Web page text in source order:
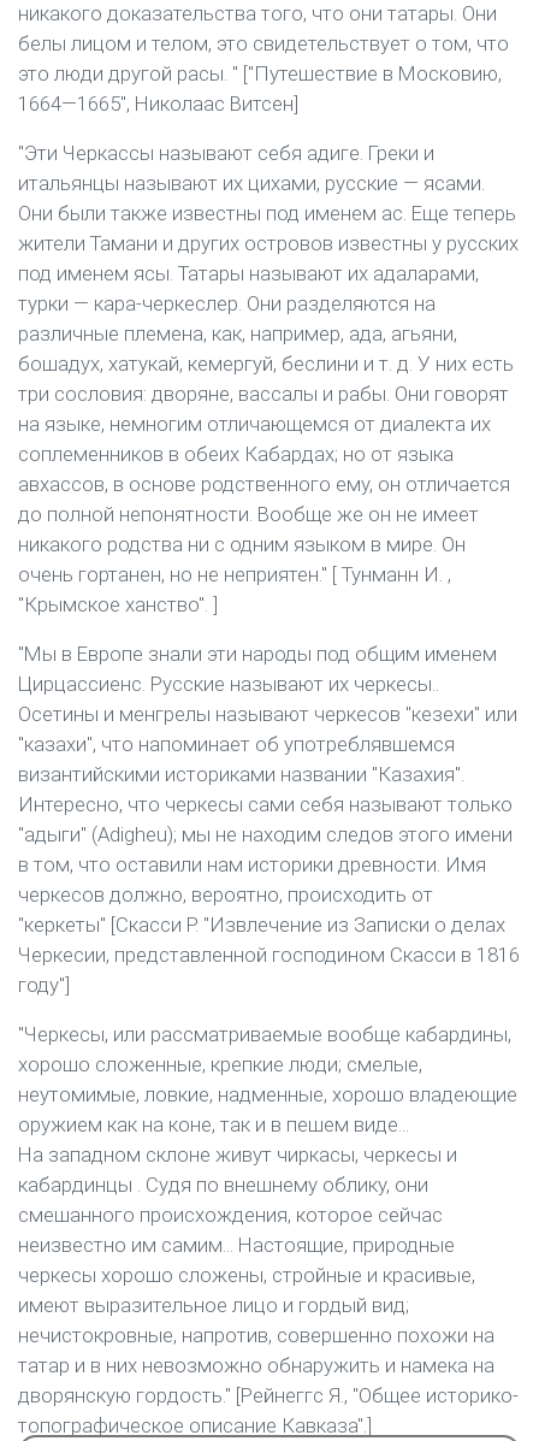
никакого доказательства того, что они татары. Они
белы лицом и телом, это свидетельствует о том, что
это люди другой расы. " ["Путешествие в Московию,
1664—1665", Николаас Витсен]
"Эти Черкассы называют себя адиге. Греки и
итальянцы называют их цихами, русские — ясами.
Они были также известны под именем ас. Еще теперь
жители Тамани и других островов известны у русских
под именем ясы. Татары называют их адаларами,
турки — кара-черкеслер. Они разделяются на
различные племена, как, например, ада, агьяни,
бошадух, хатукай, кемергуй, беслини и т. д. У них есть
три сословия: дворяне, вассалы и рабы. Они говорят
на языке, немногим отличающемся от диалекта их
соплеменников в обеих Кабардах; но от языка
авхассов, в основе родственного ему, он отличается
до полной непонятности. Вообще же он не имеет
никакого родства ни с одним языком в мире. Он
очень гортанен, но не неприятен." [ Тунманн И. ,
"Крымское ханство". ]
"Мы в Европе знали эти народы под общим именем
Цирцассиенс. Русские называют их черкесы..
Осетины и менгрелы называют черкесов "кезехи" или
"казахи", что напоминает об употреблявшемся
византийскими историками названии "Казахия".
Интересно, что черкесы сами себя называют только
"адыги" (Adigheu); мы не находим следов этого имени
в том, что оставили нам историки древности. Имя
черкесов должно, вероятно, происходить от
"керкеты" [Скасси Р. "Извлечение из Записки о делах
Черкесии, представленной господином Скасси в 1816
году"]
"Черкесы, или рассматриваемые вообще кабардины,
хорошо сложенные, крепкие люди; смелые,
неутомимые, ловкие, надменные, хорошо владеющие
оружием как на коне, так и в пешем виде...
На западном склоне живут чиркасы, черкесы и
кабардинцы . Судя по внешнему облику, они
смешанного происхождения, которое сейчас
неизвестно им самим... Настоящие, природные
черкесы хорошо сложены, стройные и красивые,
имеют выразительное лицо и гордый вид;
нечистокровные, напротив, совершенно похожи на
татар и в них невозможно обнаружить и намека на
дворянскую гордость." [Рейнеггс Я., "Общее историко-
топографическое описание Кавказа".]